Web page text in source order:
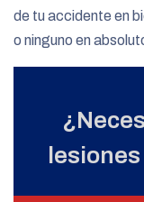
de tu accidente en
o ninguno en